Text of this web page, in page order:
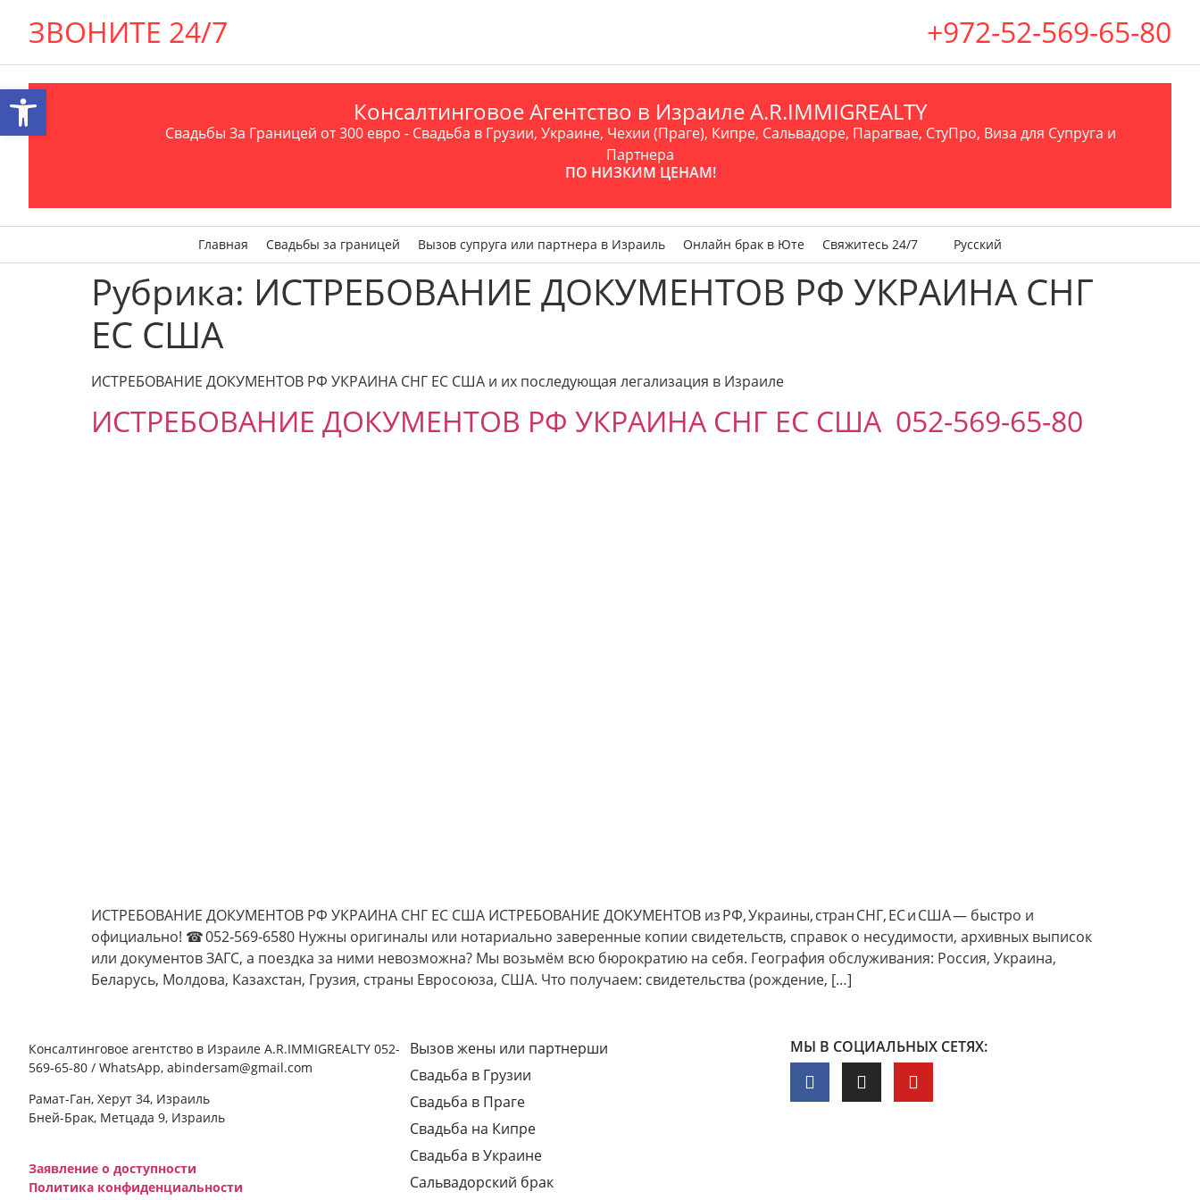
ЗВОНИТЕ 24/7 +972-52-569-65-80
Консалтинговое Агентство в Израиле A.R.IMMIGREALTY
Свадьбы За Границей от 300 евро - Свадьба в Грузии, Украине, Чехии (Праге), Кипре, Сальвадоре, Парагвае, СтуПро, Виза для Супруга и
Партнера
ПО НИЗКИМ ЦЕНАМ!
Главная Свадьбы за границей Вызов супруга или партнера в Израиль Онлайн брак в Юте Свяжитесь 24/7 Русский
Рубрика: ИСТРЕБОВАНИЕ ДОКУМЕНТОВ РФ УКРАИНА СНГ
ЕС США
ИСТРЕБОВАНИЕ ДОКУМЕНТОВ РФ УКРАИНА СНГ ЕС США и их последующая легализация в Израиле
ИСТРЕБОВАНИЕ ДОКУМЕНТОВ РФ УКРАИНА СНГ ЕС США 052-569-65-80
ИСТРЕБОВАНИЕ ДОКУМЕНТОВ РФ УКРАИНА СНГ ЕС США ИСТРЕБОВАНИЕ ДОКУМЕНТОВ из РФ, Украины, стран СНГ, ЕС и США — быстро и
официально! ☎ 052‑569‑6580 Нужны оригиналы или нотариально заверенные копии свидетельств, справок о несудимости, архивных выписок
или документов ЗАГС, а поездка за ними невозможна? Мы возьмём всю бюрократию на себя. География обслуживания: Россия, Украина,
Беларусь, Молдова, Казахстан, Грузия, страны Евросоюза, США. Что получаем: свидетельства (рождение, […]
Консалтинговое агентство в Израиле A.R.IMMIGREALTY 052-
569-65-80 / WhatsApp, abindersam@gmail.com
Рамат-Ган, Херут 34, Израиль
Бней-Брак, Метцада 9, Израиль
Заявление о доступности
Политика конфиденциальности
Вызов жены или партнерши
Свадьба в Грузии
Свадьба в Праге
Свадьба на Кипре
Свадьба в Украине
Сальвадорский брак
МЫ В СОЦИАЛЬНЫХ СЕТЯХ:
Открыть панель инструментов